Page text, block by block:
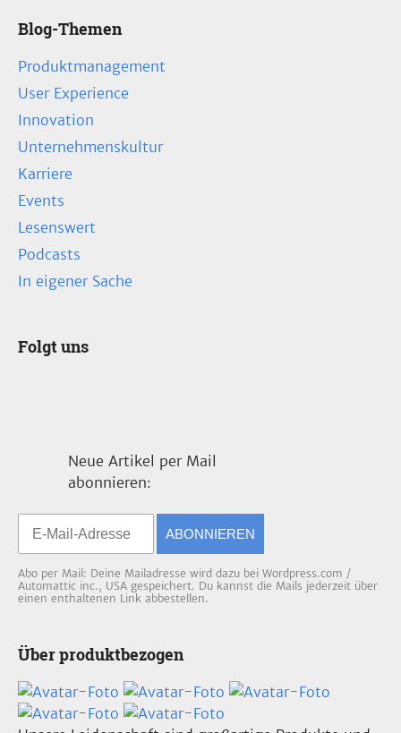
Blog-Themen
Produktmanagement
User Experience
Innovation
Unternehmenskultur
Karriere
Events
Lesenswert
Podcasts
In eigener Sache
Folgt uns
Neue Artikel per Mail
abonnieren:
ABONNIEREN
Abo per Mail: Deine Mailadresse wird dazu bei Wordpress.com /
Automattic inc., USA gespeichert. Du kannst die Mails jederzeit über
einen enthaltenen Link abbestellen.
Über produktbezogen